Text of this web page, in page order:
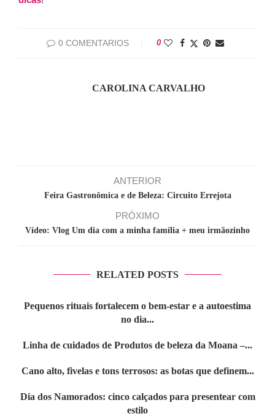
0 COMENTARIOS 0
CAROLINA CARVALHO
ANTERIOR
Feira Gastronômica e de Beleza: Circuito Errejota
PRÓXIMO
Vídeo: Vlog Um dia com a minha família + meu irmãozinho
RELATED POSTS
Pequenos rituais fortalecem o bem-estar e a autoestima
no dia...
Linha de cuidados de Produtos de beleza da Moana –...
Cano alto, fivelas e tons terrosos: as botas que definem...
Dia dos Namorados: cinco calçados para presentear com
estilo